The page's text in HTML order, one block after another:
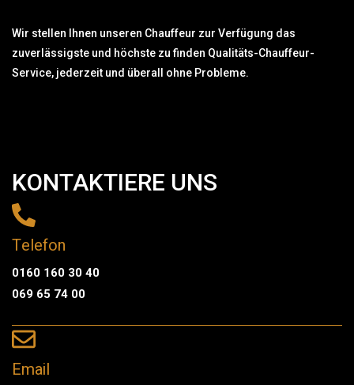
Wir stellen Ihnen unseren Chauffeur zur Verfügung das
zuverlässigste und höchste zu finden Qualitäts-Chauffeur-
Service, jederzeit und überall ohne Probleme.
KONTAKTIERE UNS
Telefon
0160 160 30 40
069 65 74 00
Email